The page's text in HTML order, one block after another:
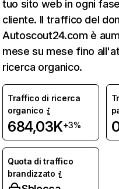
tuo sito web in ogni
cliente. Il traffico del
Autoscout24.com è
mese su mese fino
ricerca organico.
Traffico di ricerca
organico
684,03K+3%
Quota di traffico
brandizzato